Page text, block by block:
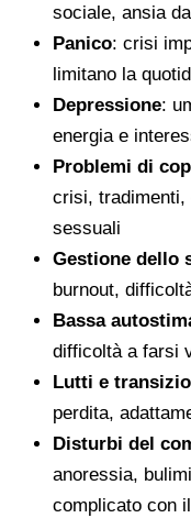
sociale, ansia
Panico: crisi
limitano la
Depressione:
energia e
Problemi di
crisi, tradimenti,
sessuali
Gestione dello
burnout,
Bassa
difficoltà a farsi
Lutti e
perdita,
Disturbi del
anoressia,
complicato con